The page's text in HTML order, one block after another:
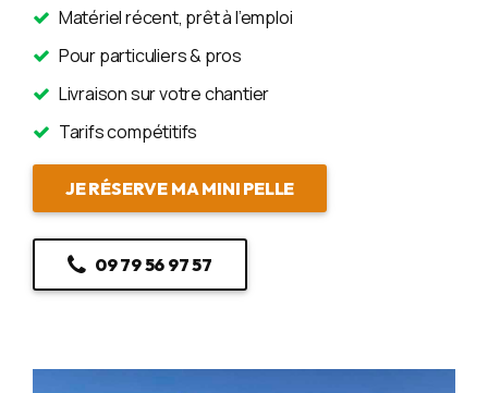
Matériel récent, prêt à l’emploi
Pour particuliers & pros
Livraison sur votre chantier
Tarifs compétitifs
JE RÉSERVE MA MINI PELLE
09 79 56 97 57